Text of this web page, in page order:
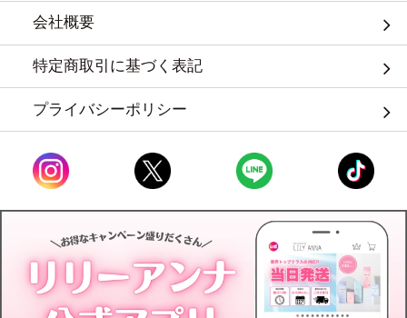
会社概要
特定商取引に基づく表記
プライバシーポリシー